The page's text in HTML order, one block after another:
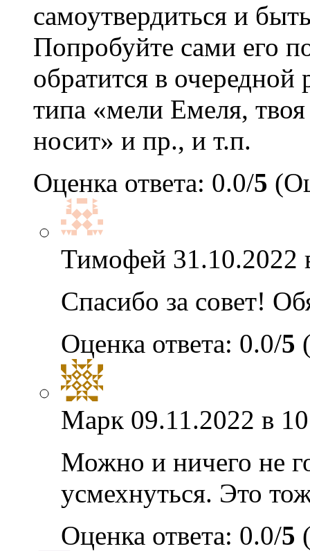
самоутвердиться и
Попробуйте сами его
обратится в очередной
типа «мели Емеля, твоя
носит» и пр., и т.п.
Оценка ответа: 0.0/5
Тимофей 31.10.2022
Спасибо за совет!
Оценка ответа: 0.0/5
Марк 09.11.2022 в
Можно и ничего не
усмехнуться. Это
Оценка ответа: 0.0/5